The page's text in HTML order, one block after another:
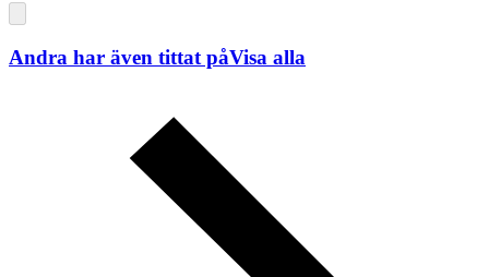
Andra har även tittat påVisa alla